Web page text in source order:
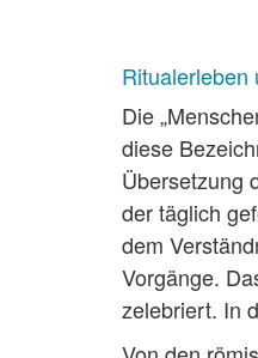
Ritualerleben
Die
diese
Übersetzung
der täglich
dem
Vorgänge.
zelebriert. In